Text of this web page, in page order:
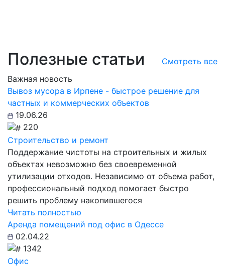
Полезные статьи
Смотреть все
Важная новость
Вывоз мусора в Ирпене - быстрое решение для
частных и коммерческих объектов
19.06.26
220
Строительство и ремонт
Поддержание чистоты на строительных и жилых
объектах невозможно без своевременной
утилизации отходов. Независимо от объема работ,
профессиональный подход помогает быстро
решить проблему накопившегося
Читать полностью
Аренда помещений под офис в Одессе
02.04.22
1342
Офис